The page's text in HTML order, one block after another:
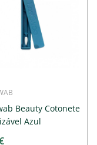
Beauty Cotonete
Azul